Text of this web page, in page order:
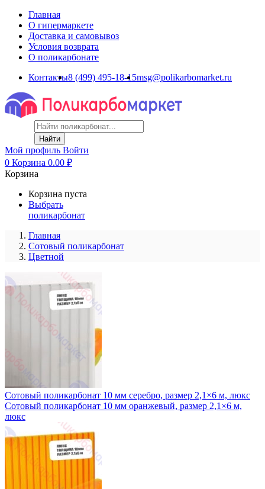
Главная
О гипермаркете
Доставка и самовывоз
Условия возврата
О поликарбонате
Контакты8 (499) 495-18-15msg@polikarbomarket.ru
Найти
Мой профиль Войти
0 Корзина 0.00 ₽
Корзина
Корзина пуста
Выбрать
поликарбонат
Главная
Сотовый поликарбонат
Цветной
Сотовый поликарбонат 10 мм серебро, размер 2,1×6 м, люкс
Сотовый поликарбонат 10 мм оранжевый, размер 2,1×6 м,
люкс